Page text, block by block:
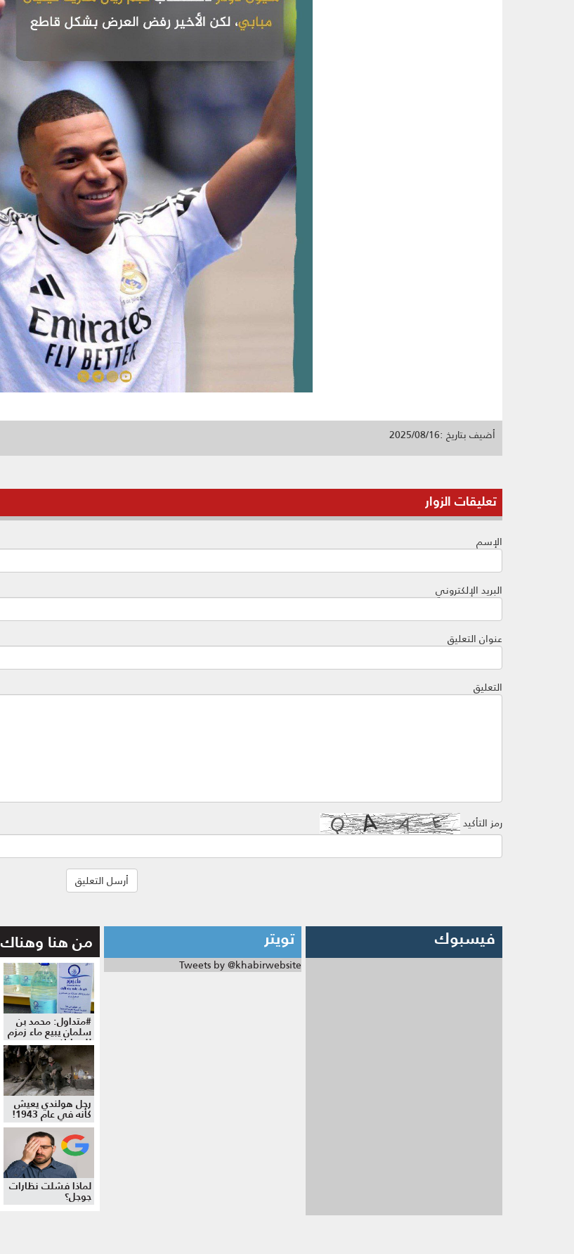
أضيف بتاريخ :2025/08/16
تعليقات الزوار
الإسم
البريد الإلكتروني
عنوان التعليق
التعليق
رمز التأكيد
فيسبوك تويتر
Tweets by @khabirwebsite
من هنا وهناك
#متداول: محمد بن
سلمان يبيع ماء زمزم
للمواطنين
رجل هولندي يعيش
كأنه في عام 1943!
لماذا فشلت نظارات
جوجل؟